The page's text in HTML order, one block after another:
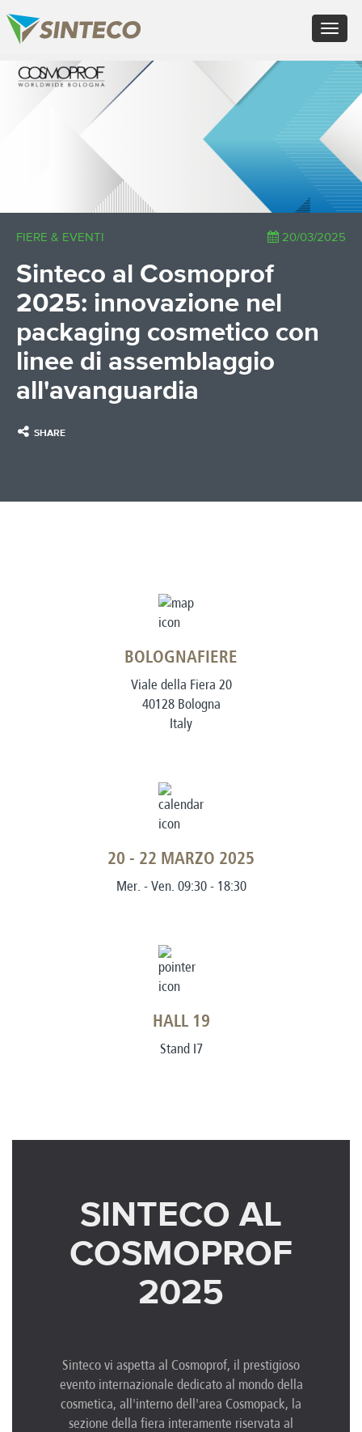
Toggle
PT - Português (PT)
RU - Русский
PL - Język polski
ZH - 汉语
JA - 日本語
TR - Türkçe
AE - اللغة العربية
FIERE & EVENTI 20/03/2025
Sinteco al Cosmoprof
2025: innovazione nel
packaging cosmetico con
linee di assemblaggio
all'avanguardia
SHARE
BOLOGNAFIERE
Viale della Fiera 20
40128 Bologna
Italy
20 - 22 MARZO 2025
Mer. - Ven. 09:30 - 18:30
HALL 19
Stand I7
SINTECO AL
COSMOPROF
2025
Sinteco vi aspetta al Cosmoprof, il prestigioso
evento internazionale dedicato al mondo della
cosmetica, all'interno dell'area Cosmopack, la
sezione della fiera interamente riservata al